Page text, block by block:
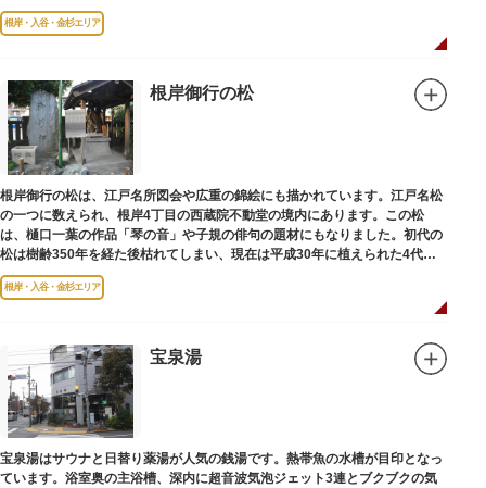
て、いつまでも日本人の心に残っています。
根岸・入谷・金杉エリア
根岸御行の松
根岸御行の松は、江戸名所図会や広重の錦絵にも描かれています。江戸名松
の一つに数えられ、根岸4丁目の西蔵院不動堂の境内にあります。この松
は、樋口一葉の作品「琴の音」や子規の俳句の題材にもなりました。初代の
松は樹齢350年を経た後枯れてしまい、現在は平成30年に植えられた4代目
の松になります。
根岸・入谷・金杉エリア
宝泉湯
宝泉湯はサウナと日替り薬湯が人気の銭湯です。熱帯魚の水槽が目印となっ
ています。浴室奥の主浴槽、深内に超音波気泡ジェット3連とブクブクの気